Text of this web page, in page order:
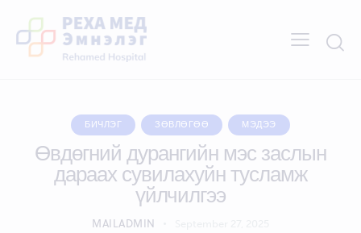
БИЧЛЭГ ЗӨВЛӨГӨӨ МЭДЭЭ
Өвдөгний дурангийн мэс заслын
дараах сувилахуйн тусламж
үйлчилгээ
MAILADMIN